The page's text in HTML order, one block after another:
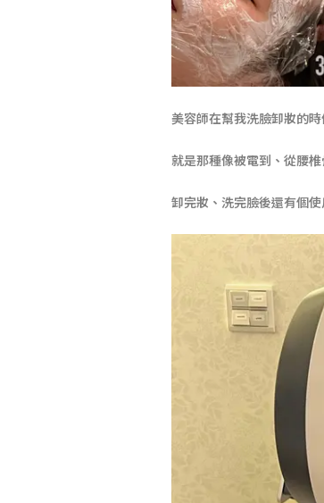
美容師在幫我洗臉卸妝的
就是那種像被電到、從腰
卸完妝、洗完臉後還有個